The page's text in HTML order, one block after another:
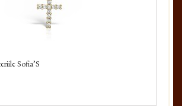
Sofia’S